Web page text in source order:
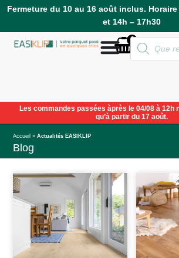
Fermeture du 10 au 16 août inclus. Horaire
et 14h – 17h30
0
Les commandes passées àprès le 04/08 à 12h
qu’à partir du 17 août.
Accueil »Actualités EASIKLIP
Blog